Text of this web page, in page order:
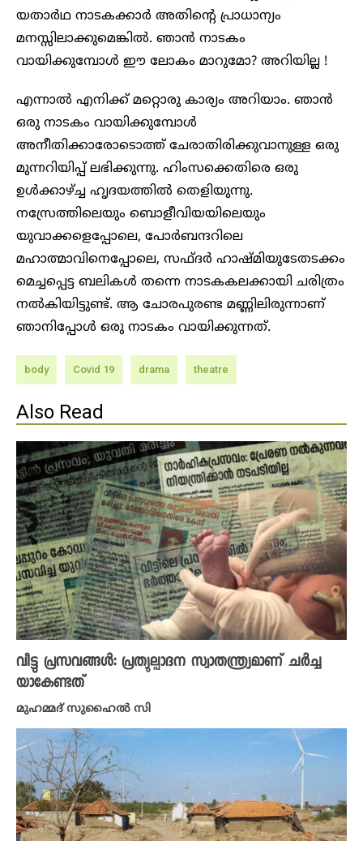
യതാർഥ നാടകക്കാർ അതിന്റെ പ്രാധാന്യം
മനസ്സിലാക്കുമെങ്കിൽ. ഞാൻ നാടകം
വായിക്കുമ്പോൾ ഈ ലോകം മാറുമോ? അറിയില്ല !
എന്നാൽ എനിക്ക് മറ്റൊരു കാര്യം അറിയാം. ഞാൻ
ഒരു നാടകം വായിക്കുമ്പോൾ
അനീതിക്കാരോടൊത്ത് ചേരാതിരിക്കുവാനുള്ള ഒരു
മുന്നറിയിപ്പ് ലഭിക്കുന്നു. ഹിംസക്കെതിരെ ഒരു
ഉൾക്കാഴ്ച്ച ഹൃദയത്തിൽ തെളിയുന്നു.
നസ്രേത്തിലെയും ബൊളീവിയയിലെയും
യുവാക്കളെപ്പോലെ, പോർബന്ദറിലെ
മഹാത്മാവിനെപ്പോലെ, സഫ്ദർ ഹാഷ്മിയുടേതടക്കം
മെച്ചപ്പെട്ട ബലികൾ തന്നെ നാടകകലക്കായി ചരിത്രം
നൽകിയിട്ടുണ്ട്. ആ ചോരപുരണ്ട മണ്ണിലിരുന്നാണ്
ഞാനിപ്പോൾ ഒരു നാടകം വായിക്കുന്നത്.
body Covid 19 drama theatre
Also Read
വീട്ടു പ്രസവങ്ങൾ: പ്രത്യുല്പാദന സ്വാതന്ത്ര്യമാണ് ച‍ർച്ച
യാകേണ്ടത്
മുഹമ്മദ് സുഹൈൽ സി